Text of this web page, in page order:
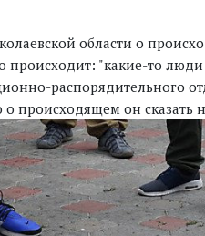
области о
происходит: "какие-то
распорядительного
о происходящем он сказать